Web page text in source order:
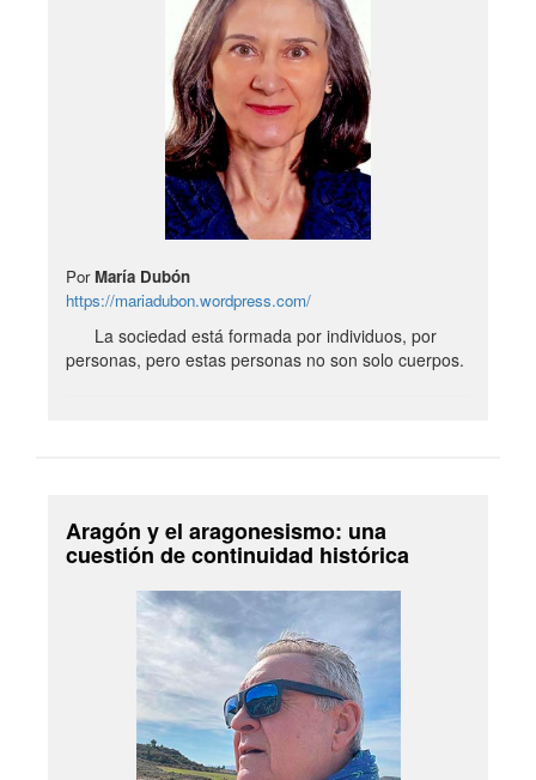
PorMaría Dubón
https://mariadubon.wordpress.com/
La sociedad está formada por individuos, por
personas, pero estas personas no son solo cuerpos.
Aragón y el aragonesismo: una
cuestión de continuidad histórica